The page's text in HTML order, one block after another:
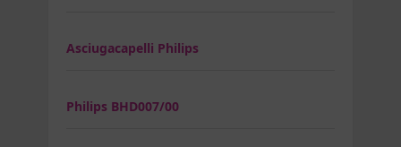
Asciugacapelli Philips
Philips BHD007/00